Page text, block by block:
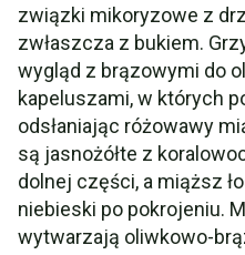
związki mikoryzowe z
zwłaszcza z bukiem.
wygląd z brązowymi do
kapeluszami, w których
odsłaniając różowawy
są jasnożółte z
dolnej części, a miąższ
niebieski po pokrojeniu.
wytwarzają oliwkowo-